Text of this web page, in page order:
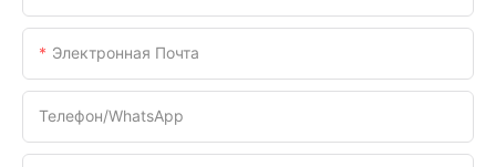
Электронная Почта
Телефон/WhatsApp